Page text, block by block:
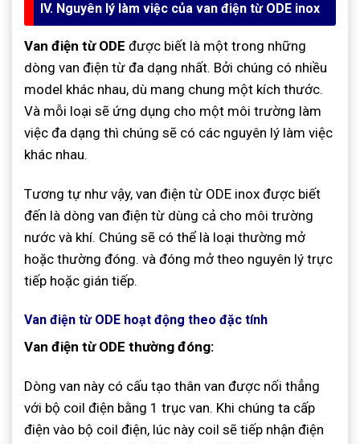
IV. Nguyên lý làm việc của van điện từ ODE inox
Van điện từ ODE được biết là một trong những
dòng van điện từ đa dạng nhất. Bởi chúng có nhiều
model khác nhau, dù mang chung một kích thước.
Và mỗi loại sẽ ứng dụng cho một môi trường làm
việc đa dạng thì chúng sẽ có các nguyên lý làm việc
khác nhau.
Tương tự như vậy, van điện từ ODE inox được biết
đến là dòng van điện từ dùng cả cho môi trường
nước và khí. Chúng sẽ có thể là loại thường mở
hoặc thường đóng. và đóng mở theo nguyên lý trực
tiếp hoặc gián tiếp.
Van điện từ ODE hoạt động theo đặc tính
Van điện từ ODE thường đóng:
Dòng van này có cấu tạo thân van được nối thẳng
với bộ coil điện bằng 1 trục van. Khi chúng ta cấp
điện vào bộ coil điện, lúc này coil sẽ tiếp nhận điện